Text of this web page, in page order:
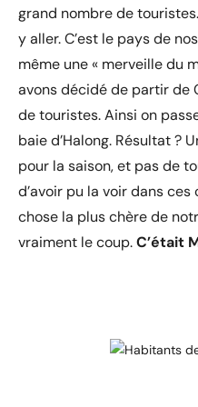
grand nombre de
y aller. C’est le pays de
même une « merveille du
avons décidé de partir de
de touristes. Ainsi on
baie d’Halong. Résultat ?
pour la saison, et pas de
d’avoir pu la voir dans ces
chose la plus chère de
vraiment le coup.C’était